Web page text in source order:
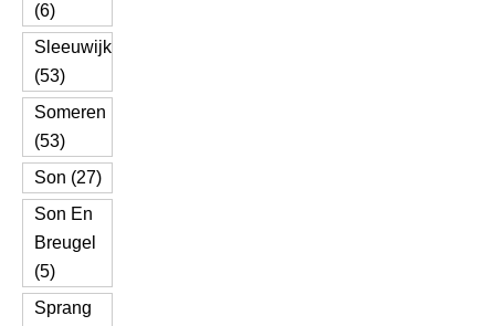
(6)
Sleeuwijk
(53)
Someren
(53)
Son (27)
Son En
Breugel
(5)
Sprang